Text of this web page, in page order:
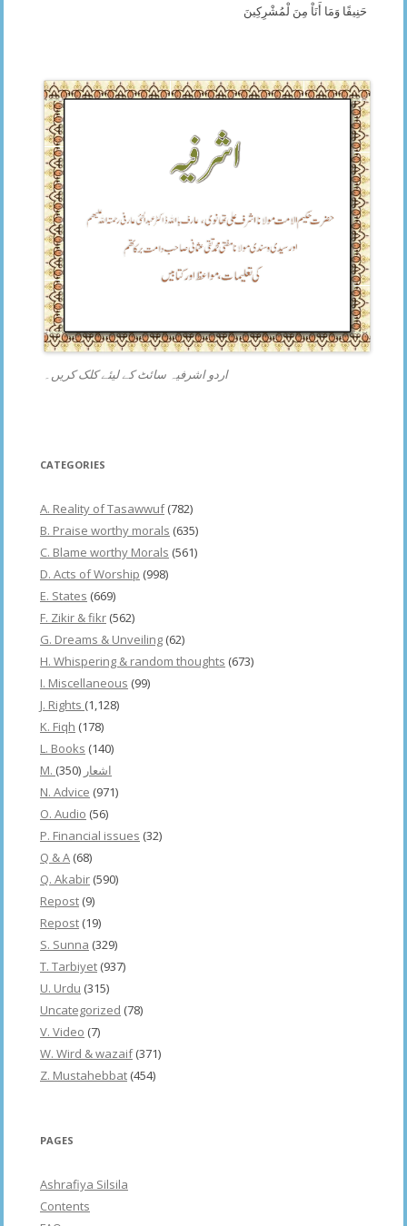
حَنِيفًا وَمَا أَنَاْ مِنَ لْمُشْرِكِينَ
اردو اشرفیہ سائٹ کے لیئے کلک کریں۔
CATEGORIES
A. Reality of Tasawwuf(782)
B. Praise worthy morals (635)
C. Blame worthy Morals (561)
D. Acts of Worship (998)
E. States (669)
F. Zikir & fikr (562)
G. Dreams & Unveiling (62)
H. Whispering & random thoughts (673)
I. Miscellaneous (99)
J. Rights (1,128)
K. Fiqh (178)
L. Books (140)
M. اشعار (350)
N. Advice (971)
O. Audio (56)
P. Financial issues (32)
Q & A (68)
Q. Akabir (590)
Repost (9)
Repost (19)
S. Sunna (329)
T. Tarbiyet (937)
U. Urdu (315)
Uncategorized (78)
V. Video (7)
W. Wird & wazaif(371)
Z. Mustahebbat (454)
PAGES
Ashrafiya Silsila
Contents